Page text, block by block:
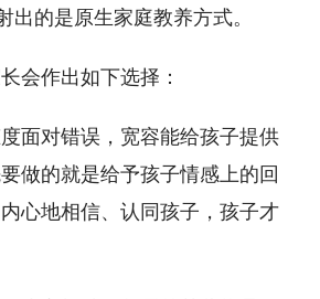
的是原生家庭教养方式。
会作出如下选择：
面对错误，宽容能给孩子提供
做的就是给予孩子情感上的回
心地相信、认同孩子，孩子才